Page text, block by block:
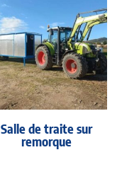
Salle de traite sur
remorque